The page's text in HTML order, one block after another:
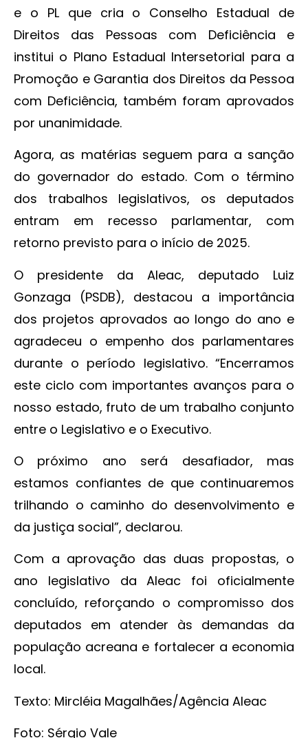
e o PL que cria o Conselho Estadual de
Direitos das Pessoas com Deficiência e
institui o Plano Estadual Intersetorial para a
Promoção e Garantia dos Direitos da Pessoa
com Deficiência, também foram aprovados
por unanimidade.
Agora, as matérias seguem para a sanção
do governador do estado. Com o término
dos trabalhos legislativos, os deputados
entram em recesso parlamentar, com
retorno previsto para o início de 2025.
O presidente da Aleac, deputado Luiz
Gonzaga (PSDB), destacou a importância
dos projetos aprovados ao longo do ano e
agradeceu o empenho dos parlamentares
durante o período legislativo. “Encerramos
este ciclo com importantes avanços para o
nosso estado, fruto de um trabalho conjunto
entre o Legislativo e o Executivo.
O próximo ano será desafiador, mas
estamos confiantes de que continuaremos
trilhando o caminho do desenvolvimento e
da justiça social”, declarou.
Com a aprovação das duas propostas, o
ano legislativo da Aleac foi oficialmente
concluído, reforçando o compromisso dos
deputados em atender às demandas da
população acreana e fortalecer a economia
local.
Texto: Mircléia Magalhães/Agência Aleac
Foto: Sérgio Vale